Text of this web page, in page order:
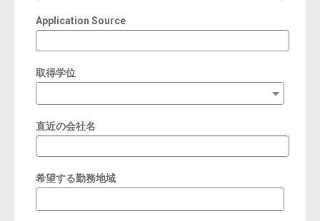
Application Source
取得学位
直近の会社名
希望する勤務地域